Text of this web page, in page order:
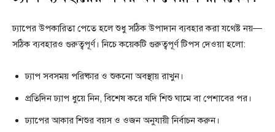
ঢ্যাপের উপকারিতা পেতে হলে শুধু সঠিক উপাদান ব্যবহার করা যথেষ্ট নয়—
সঠিক ব্যবহারও গুরুত্বপূর্ণ। নিচে কয়েকটি গুরুত্বপূর্ণ টিপস দেওয়া হলো:
ঢ্যাপ সবসময় পরিষ্কার ও শুকনো অবস্থায় রাখুন।
প্রতিদিন ঢ্যাপ ধুয়ে নিন, বিশেষ করে যদি শিশু ঘামে বা পেশাবের পর।
ঢ্যাপের আকার শিশুর বয়স ও ওজন অনুযায়ী নির্বাচন করুন।